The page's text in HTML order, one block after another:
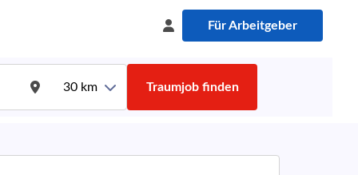
Für Arbeitgeber
30 km Traumjob finden